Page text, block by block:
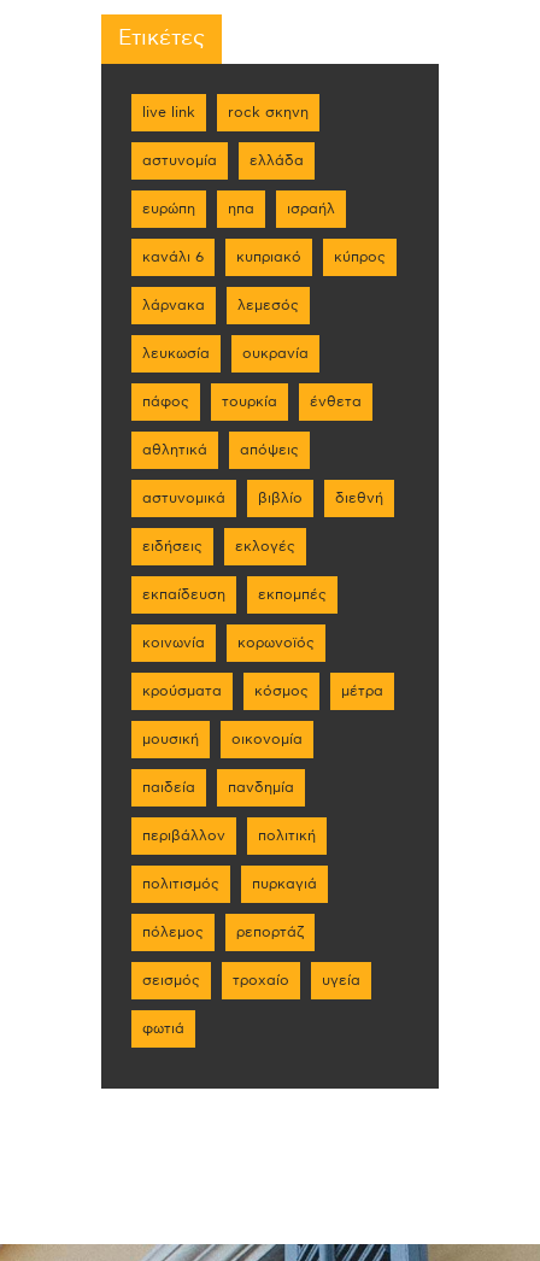
Ετικέτες
live link rock σκηνη
αστυνομία ελλάδα
ευρώπη ηπα ισραήλ
κανάλι 6 κυπριακό κύπρος
λάρνακα λεμεσός
λευκωσία ουκρανία
πάφος τουρκία ένθετα
αθλητικά απόψεις
αστυνομικά βιβλίο διεθνή
ειδήσεις εκλογές
εκπαίδευση εκπομπές
κοινωνία κορωνοϊός
κρούσματα κόσμος μέτρα
μουσική οικονομία
παιδεία πανδημία
περιβάλλον πολιτική
πολιτισμός πυρκαγιά
πόλεμος ρεπορτάζ
σεισμός τροχαίο υγεία
φωτιά